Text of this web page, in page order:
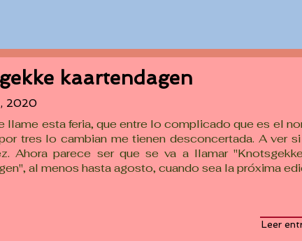
kaartendagen
2020
llame esta feria, que entre lo complicado que es el
tres lo cambian me tienen desconcertada. A ver
Ahora parece ser que se va a llamar
al menos hasta agosto, cuando sea la próxima
Leer